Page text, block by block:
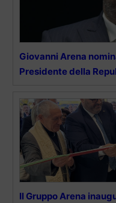
Giovanni Arena
Presidente della
Il Gruppo Arena